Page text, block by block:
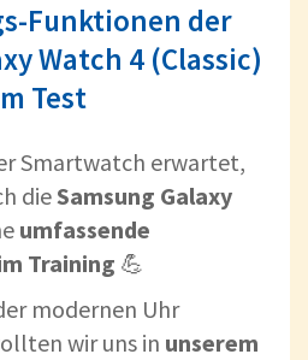
Funktionen der
Watch 4 (Classic)
Test
Smartwatch erwartet,
dieSamsung Galaxy
umfassende
Training 💪
modernen Uhr
wir uns in unserem